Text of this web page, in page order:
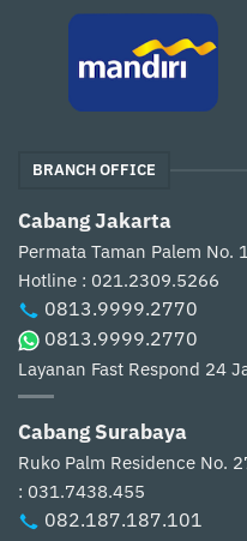
BRANCH OFFICE
Cabang Jakarta
Permata Taman Palem No.
Hotline : 021.2309.5266
0813.9999.2770
0813.9999.2770
Layanan Fast Respond 24
Cabang Surabaya
Ruko Palm Residence No.
: 031.7438.455
082.187.187.101